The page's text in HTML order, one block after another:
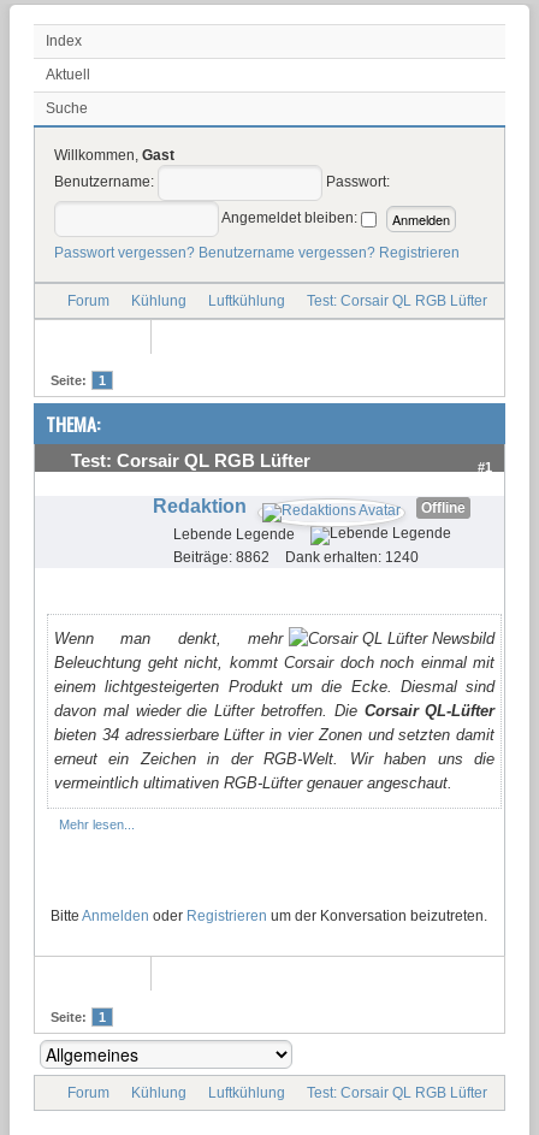
Index
Aktuell
Suche
Willkommen, Gast
Benutzername:
Passwort:
Angemeldet bleiben:
Passwort vergessen? Benutzername vergessen? Registrieren
Forum Kühlung Luftkühlung Test: Corsair QL RGB Lüfter
Seite: 1
THEMA:
Test: Corsair QL RGB Lüfter #1
Redaktion
Offline
Lebende Legende
Beiträge: 8862
Dank erhalten: 1240
Wenn man denkt, mehr
Beleuchtung geht nicht, kommt Corsair doch noch einmal mit
einem lichtgesteigerten Produkt um die Ecke. Diesmal sind
davon mal wieder die Lüfter betroffen. Die Corsair QL-Lüfter
bieten 34 adressierbare Lüfter in vier Zonen und setzten damit
erneut ein Zeichen in der RGB-Welt. Wir haben uns die
vermeintlich ultimativen RGB-Lüfter genauer angeschaut.
Mehr lesen...
Bitte Anmelden oder Registrieren um der Konversation beizutreten.
Seite: 1
Forum Kühlung Luftkühlung Test: Corsair QL RGB Lüfter